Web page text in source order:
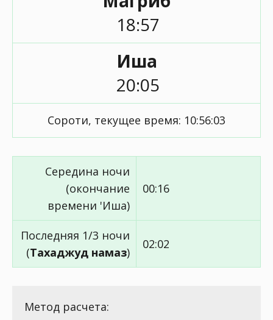
18:57
Иша
20:05
Сороти, текущее время: 10:56:03
Середина ночи
(окончание
времени 'Иша)
00:16
Последняя 1/3 ночи
(Тахаджуд намаз)
02:02
Метод расчета: